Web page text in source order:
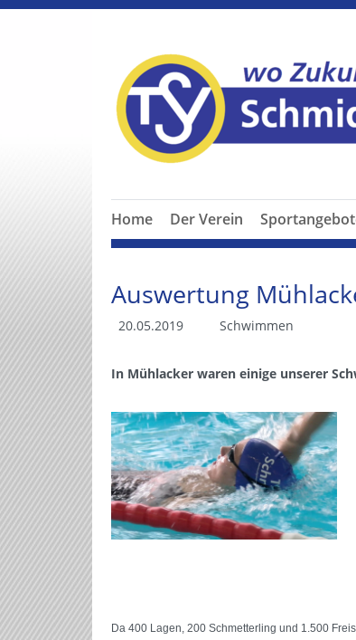
Home Der Verein
Auswertung
20.05.2019 Schwimmen
In Mühlacker waren einige unserer
Da 400 Lagen, 200 Schmetterling und 1.500